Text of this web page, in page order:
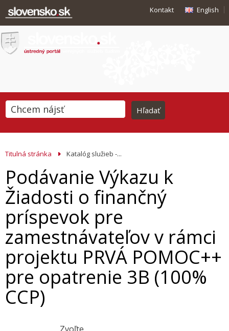
Kontakt English
Titulná stránka Katalóg služieb -...
Podávanie Výkazu k
Žiadosti o finančný
príspevok pre
zamestnávateľov v rámci
projektu PRVÁ POMOC++
pre opatrenie 3B (100%
CCP)